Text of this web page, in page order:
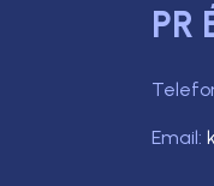
PR
Email: